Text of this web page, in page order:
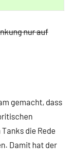
nur auf
gemacht, dass
die Rede
Damit hat der